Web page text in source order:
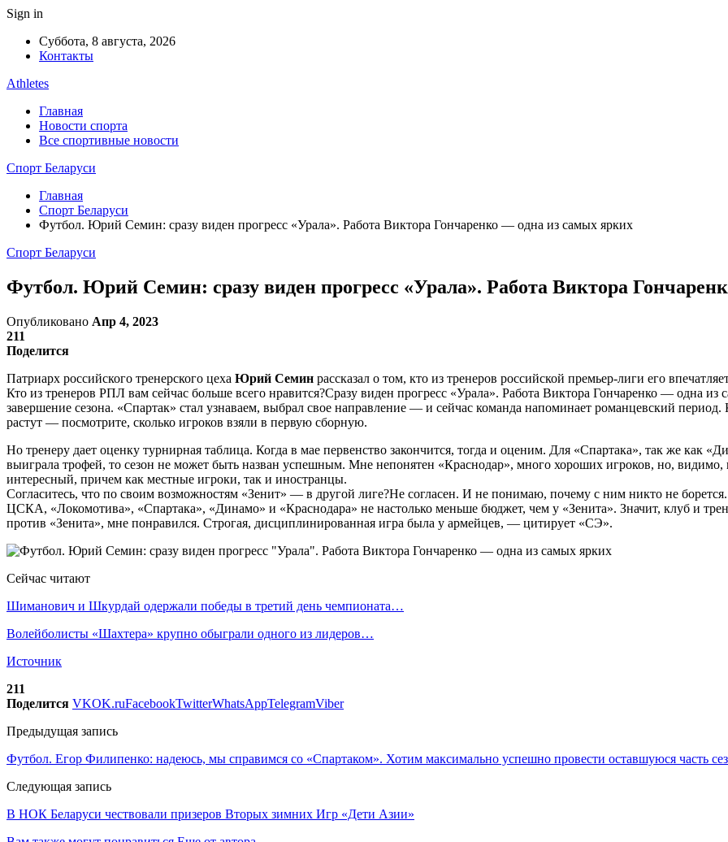
Sign in
Суббота, 8 августа, 2026
Контакты
Athletes
Главная
Новости спорта
Все спортивные новости
Спорт Беларуси
Главная
Спорт Беларуси
Футбол. Юрий Семин: сразу виден прогресс «Урала». Работа Виктора Гончаренко — одна из самых ярких
Спорт Беларуси
Футбол. Юрий Семин: сразу виден прогресс «Урала». Работа Виктора
Опубликовано Апр 4, 2023
211
Поделится
Патриарх российского тренерского цеха Юрий Семин рассказал о том, кто из тренеров российской премьер-лиги его
Кто из тренеров РПЛ вам сейчас больше всего нравится?Сразу виден прогресс «Урала». Работа Виктора Гончаренко — одна из
завершение сезона. «Спартак» стал узнаваем, выбрал свое направление — и сейчас команда напоминает романцевский
растут — посмотрите, сколько игроков взяли в первую сборную.
Но тренеру дает оценку турнирная таблица. Когда в мае первенство закончится, тогда и оценим. Для «Спартака», так же как
выиграла трофей, то сезон не может быть назван успешным. Мне непонятен «Краснодар», много хороших игроков, но,
интересный, причем как местные игроки, так и иностранцы.
Согласитесь, что по своим возможностям «Зенит» — в другой лиге?Не согласен. И не понимаю, почему с ним никто не
ЦСКА, «Локомотива», «Спартака», «Динамо» и «Краснодара» не настолько меньше бюджет, чем у «Зенита». Значит, клуб и
против «Зенита», мне понравился. Строгая, дисциплинированная игра была у армейцев, — цитирует «СЭ».
Сейчас читают
Шиманович и Шкурдай одержали победы в третий день чемпионата…
Волейболисты «Шахтера» крупно обыграли одного из лидеров…
Источник
211
Поделится VKOK.ruFacebookTwitterWhatsAppTelegramViber
Предыдущая запись
Футбол. Егор Филипенко: надеюсь, мы справимся со «Спартаком». Хотим максимально успешно провести оставшуюся часть
Следующая запись
В НОК Беларуси чествовали призеров Вторых зимних Игр «Дети Азии»